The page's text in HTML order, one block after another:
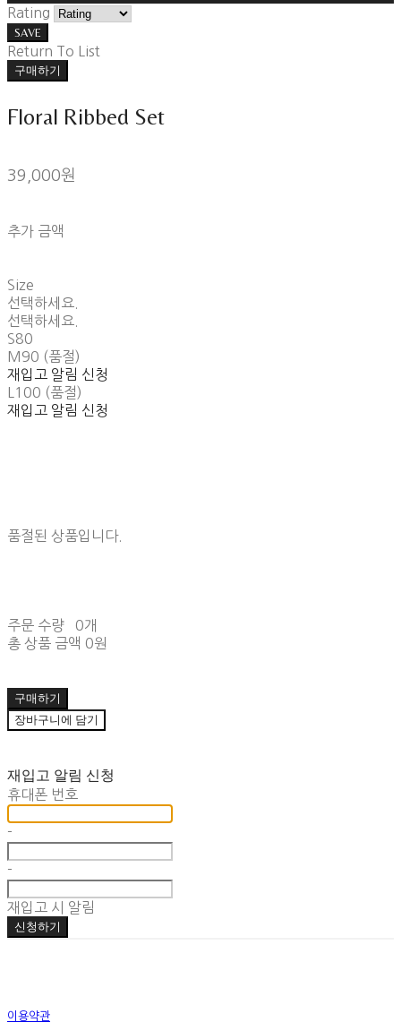
Rating
SAVE
Return To List
구매하기
Floral Ribbed Set
39,000원
추가 금액
Size
선택하세요.
선택하세요.
S80
M90 (품절)
재입고 알림 신청
L100 (품절)
재입고 알림 신청
품절된 상품입니다.
주문 수량
0개
총 상품 금액 0원
구매하기
장바구니에 담기
재입고 알림 신청
휴대폰 번호
-
-
재입고 시 알림
신청하기
이용약관